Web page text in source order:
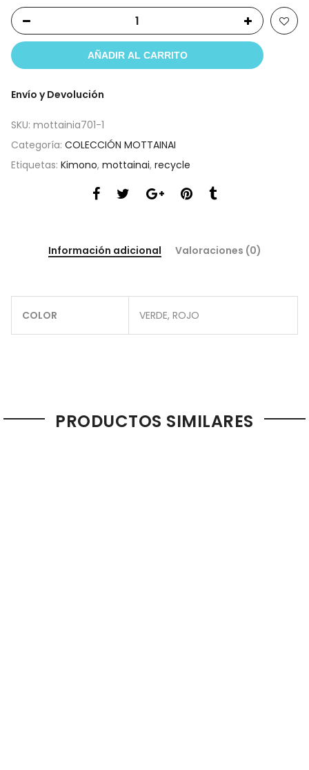
AÑADIR AL CARRITO
Envío y Devolución
SKU: mottainia701-1
Categoría: COLECCIÓN MOTTAINAI
Etiquetas: Kimono, mottainai, recycle
Información adicional Valoraciones (0)
COLOR VERDE, ROJO
PRODUCTOS SIMILARES